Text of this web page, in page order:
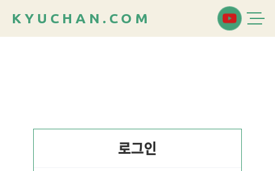
K Y U C H A N . C O M
로그인